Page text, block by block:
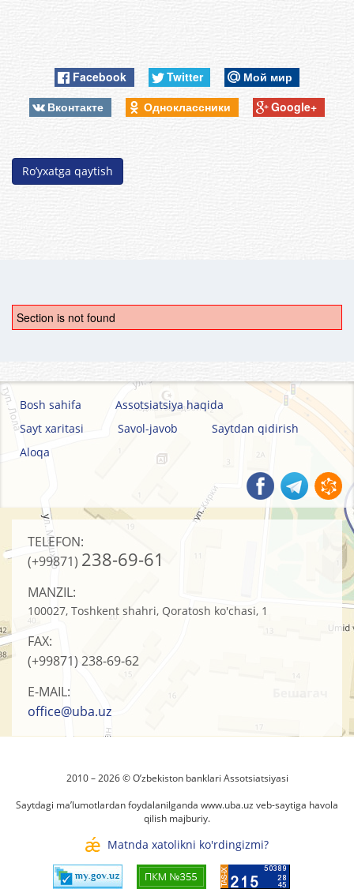
Facebook Twitter
Мой мир
Вконтакте
Одноклассники Google+
Ro’yxatga qaytish
Section is not found
Bosh sahifa
Assotsiatsiya haqida
Sayt xaritasi
Savol-javob
Saytdan qidirish
Aloqa
TELEFON:
(+99871) 238-69-61
MANZIL:
100027, Toshkent shahri, Qoratosh ko'chasi, 1
FAX:
(+99871) 238-69-62
E-MAIL:
office@uba.uz
2010 – 2026 © O’zbеkistоn banklari Assоtsiatsiyasi
Saytdagi ma’lumotlardan foydalanilganda www.uba.uz veb-saytiga havola
qilish majburiy.
Matnda xatolikni ko'rdingizmi?